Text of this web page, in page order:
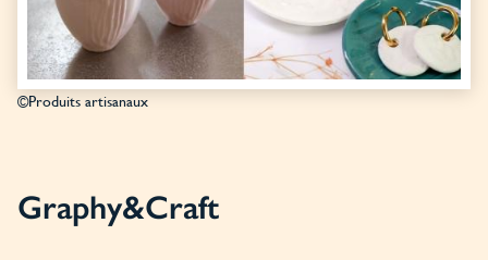
©Produits artisanaux
Graphy&Craft